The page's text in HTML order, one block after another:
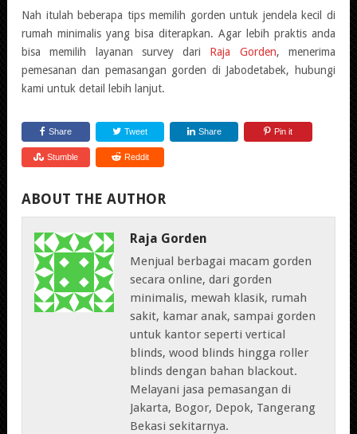
Nah itulah beberapa tips memilih gorden untuk jendela kecil di
rumah minimalis yang bisa diterapkan. Agar lebih praktis anda
bisa memilih layanan survey dari Raja Gorden, menerima
pemesanan dan pemasangan gorden di Jabodetabek, hubungi
kami untuk detail lebih lanjut.
Share Tweet Share Pin it
Stumble Reddit
ABOUT THE AUTHOR
Raja Gorden
Menjual berbagai macam gorden
secara online, dari gorden
minimalis, mewah klasik, rumah
sakit, kamar anak, sampai gorden
untuk kantor seperti vertical
blinds, wood blinds hingga roller
blinds dengan bahan blackout.
Melayani jasa pemasangan di
Jakarta, Bogor, Depok, Tangerang
Bekasi sekitarnya.